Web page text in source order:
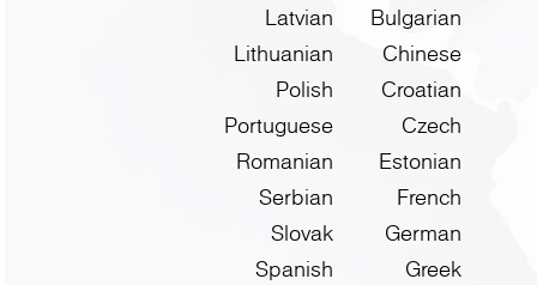
Bulgarian
Chinese
Croatian
Czech
Estonian
French
German
Greek
Latvian
Lithuanian
Polish
Portuguese
Romanian
Serbian
Slovak
Spanish